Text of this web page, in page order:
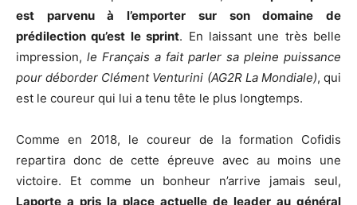
est parvenu à l’emporter sur son domaine de
prédilection qu’est le sprint. En laissant une très belle
impression, le Français a fait parler sa pleine puissance
pour déborder Clément Venturini (AG2R La Mondiale), qui
est le coureur qui lui a tenu tête le plus longtemps.
Comme en 2018, le coureur de la formation Cofidis
repartira donc de cette épreuve avec au moins une
victoire. Et comme un bonheur n’arrive jamais seul,
Laporte a pris la place actuelle de leader au général